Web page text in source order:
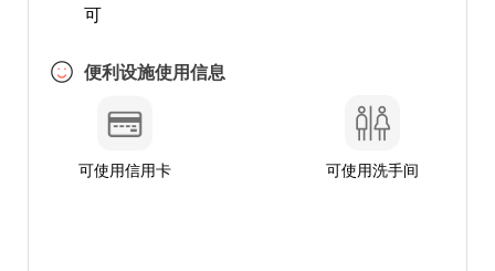
可
便利设施使用信息
可使用信用卡 可使用洗手间